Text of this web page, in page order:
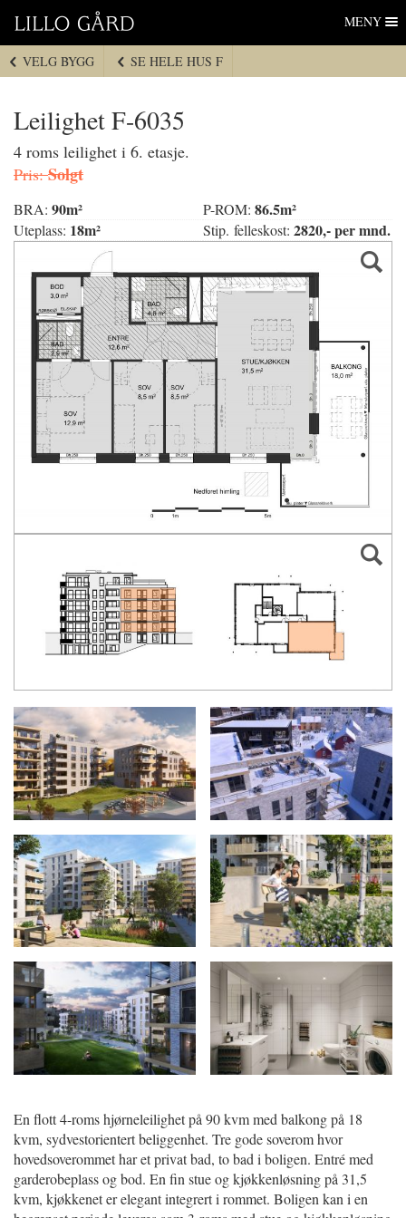
navigasjon
Hopp
innhold
MENY
VELG BYGG SE HELE HUS F
Leilighet F-6035
4 roms leilighet i 6. etasje.
Pris:Solgt
BRA: 90m² P-ROM: 86.5m²
Uteplass: 18m² Stip. felleskost: 2820,- per mnd.
En flott 4-roms hjørneleilighet på 90 kvm med balkong på 18
kvm, sydvestorientert beliggenhet. Tre gode soverom hvor
hovedsoverommet har et privat bad, to bad i boligen. Entré med
garderobeplass og bod. En fin stue og kjøkkenløsning på 31,5
kvm, kjøkkenet er elegant integrert i rommet. Boligen kan i en